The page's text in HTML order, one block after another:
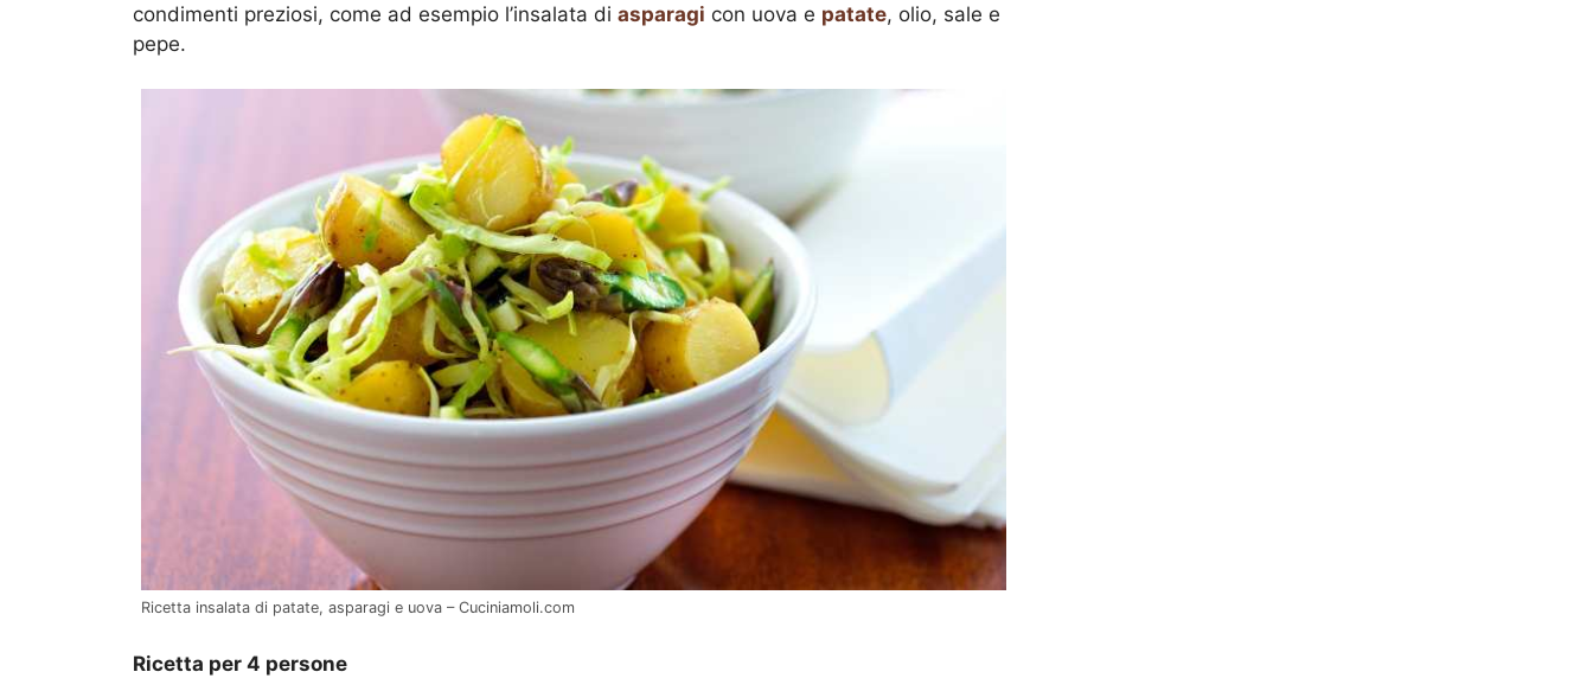
condimenti preziosi, come ad esempio l’insalata di asparagi con uova e patate, olio, sale e
pepe.
Ricetta insalata di patate, asparagi e uova – Cuciniamoli.com
Ricetta per 4 persone